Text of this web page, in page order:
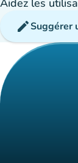
Aidez les
editSuggérer